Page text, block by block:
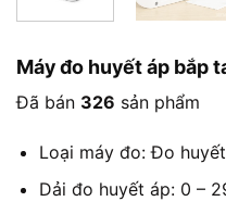
Máy đo huyết áp bắp
Đã bán 326 sản phẩm
Loại máy đo: Đo
Dải đo huyết áp: 0 –